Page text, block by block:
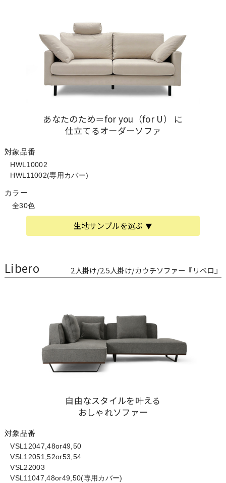
あなたのため＝for you（for U） に
仕立てるオーダーソファ
対象品番
HWL10002
HWL11002(専用カバー)
カラー
全30色
生地サンプルを選ぶ
Libero 2人掛け/2.5人掛け/カウチソファー『リベロ』
自由なスタイルを叶える
おしゃれソファー
対象品番
VSL12047,48or49,50
VSL12051,52or53,54
VSL22003
VSL11047,48or49,50(専用カバー)